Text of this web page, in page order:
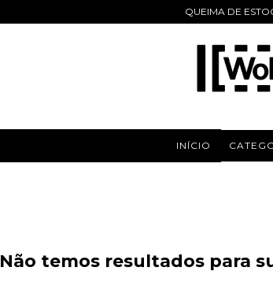
QUEIMA DE
INÍCIO
Não temos resultados para